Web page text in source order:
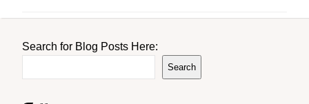
Search for Blog Posts Here:
Search